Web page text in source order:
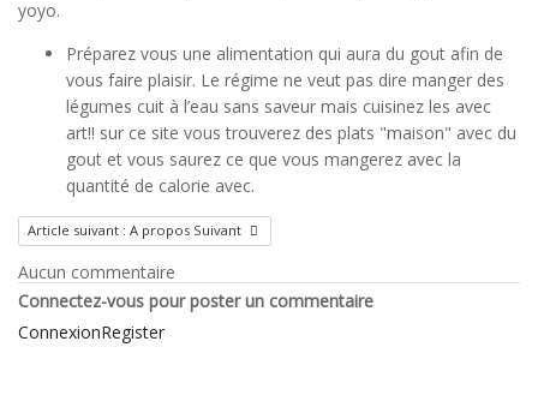
yoyo.
Préparez vous une alimentation qui aura du gout afin de
vous faire plaisir. Le régime ne veut pas dire manger des
légumes cuit à l’eau sans saveur mais cuisinez les avec
art!! sur ce site vous trouverez des plats "maison" avec du
gout et vous saurez ce que vous mangerez avec la
quantité de calorie avec.
Article suivant : A propos Suivant
Aucun commentaire
Connectez-vous pour poster un commentaire
ConnexionRegister